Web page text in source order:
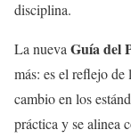
disciplina.
La nuevaGuía del
más: es el reflejo de
cambio en los
práctica y se alinea